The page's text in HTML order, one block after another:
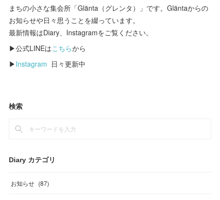
まちの小さな集会所「Glänta（グレンタ）」です。Gläntaからの
お知らせや日々思うことを綴っています。
最新情報はDiary、Instagramをご覧ください。
▶公式LINEはこちらから
▶ Instagram 日々更新中
検索
Diary カテゴリ
お知らせ (87)